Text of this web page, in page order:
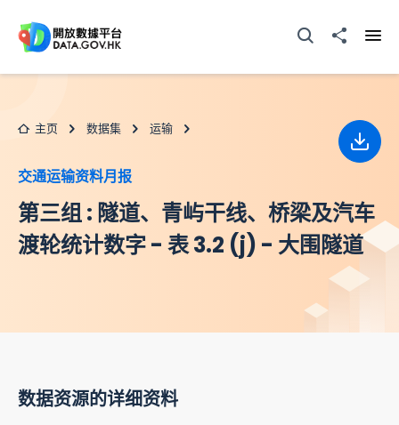
打开搜寻器分享至
主页 数据集 运输
交通运输资料月报
第三组 : 隧道、青屿干线、桥梁及汽车
渡轮统计数字 - 表 3.2 (j) - 大围隧道
下载
数据资源的详细资料